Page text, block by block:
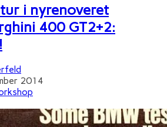
i nyrenoveret
400 GT2+2:
2014